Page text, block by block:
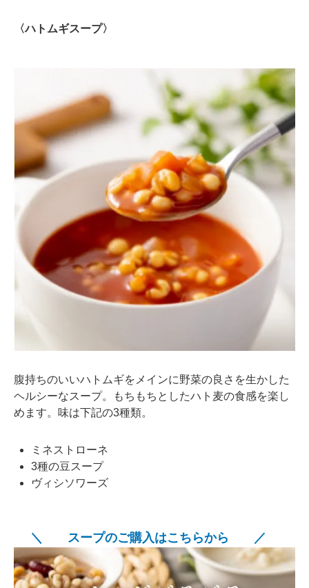
〈ハトムギスープ〉
腹持ちのいいハトムギをメインに野菜の良さを生かした
ヘルシーなスープ。もちもちとしたハト麦の食感を楽し
めます。味は下記の3種類。
ミネストローネ
3種の豆スープ
ヴィシソワーズ
＼ スープのご購入はこちらから ／